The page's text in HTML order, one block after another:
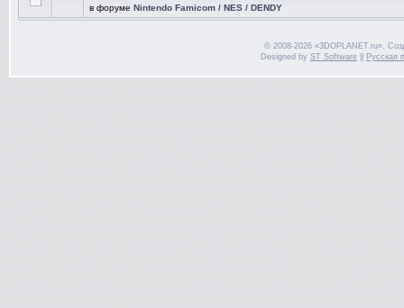
в форуме Nintendo Famicom / NES / DENDY
© 2008-2026 «3DOPLANET.ru».
Designed by ST Software Русская